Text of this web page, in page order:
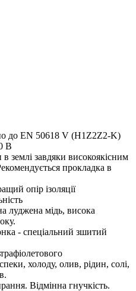
до EN 50618 V (H1Z2Z2-K)
В
землі завдяки високоякісним
прокладка в
опір ізоляції
луджена мідь, висока
- спеціальний зшитий
холоду, олив, рідин, солі,
Відмінна гнучкість.